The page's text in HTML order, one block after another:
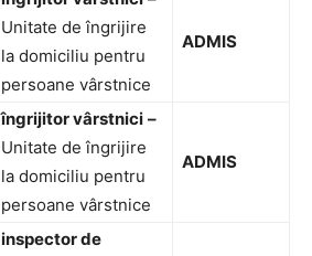
Unitate de îngrijire
la domiciliu pentru
persoane vârstnice
ADMIS
îngrijitor vârstnici –
Unitate de îngrijire
la domiciliu pentru
persoane vârstnice
ADMIS
inspector de